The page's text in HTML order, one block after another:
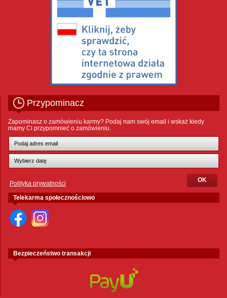
Przypominacz
Zapominasz o zamówieniu karmy? Podaj nam swój email i wskaż kiedy
mamy Ci przypomnieć o zamówieniu.
Polityka prywatności
Telekarma społecznościowo
Bezpieczeństwo transakcji